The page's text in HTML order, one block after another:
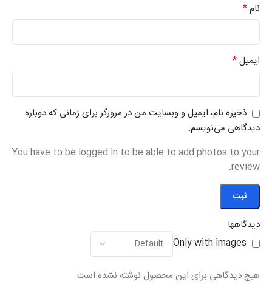
دیدگاهها
Only with images
هیچ دیدگاهی برای این محصول نوشته نشده است.
نام*
ایمیل*
ذخیره نام، ایمیل و وبسایت من در مرورگر برای زمانی که دوباره
دیدگاهی می‌نویسم.
You have to be logged in to be able to add photos to your
review.